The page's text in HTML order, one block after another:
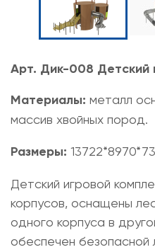
Арт. Дик-008 Детский
Материалы: металл
массив хвойных пород.
Размеры:
Детский игровой
корпусов, оснащены
одного корпуса в
обеспечен безопасной